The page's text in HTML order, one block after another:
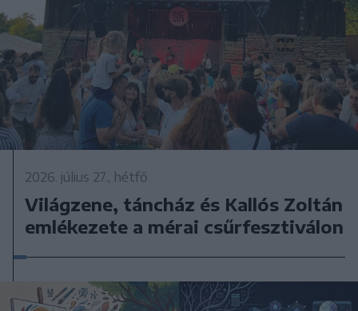
2026. július 27., hétfő
Világzene, táncház és Kallós Zoltán
emlékezete a mérai csűrfesztiválon